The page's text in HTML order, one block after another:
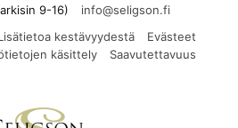
9-16)
kestävyydestä
Evästeet
käsittely
Saavutettavuus